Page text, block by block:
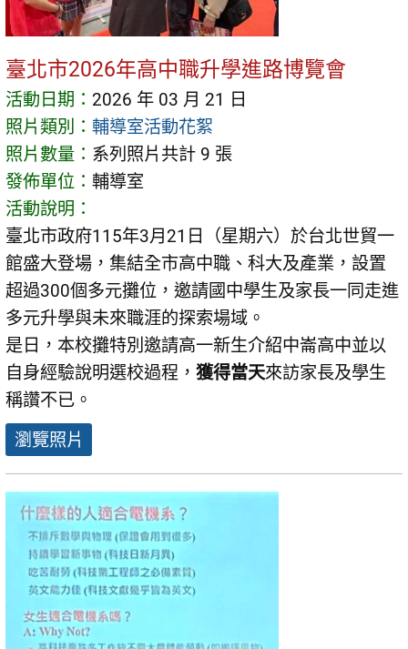
臺北市2026年高中職升學進路博覽會
活動日期： 2026 年 03 月 21 日
照片類別： 輔導室活動花絮
照片數量： 系列照片共計 9 張
發佈單位： 輔導室
活動說明：
臺北市政府115年3月21日（星期六）於台北世貿一
館盛大登場，集結全市高中職、科大及產業，設置
超過300個多元攤位，邀請國中學生及家長一同走進
多元升學與未來職涯的探索場域。
是日，本校攤特別邀請高一新生介紹中崙高中並以
自身經驗說明選校過程， 獲得當天來訪家長及學生
稱讚不已。
瀏覽照片